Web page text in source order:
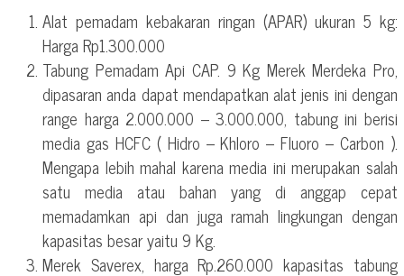
Alat pemadam kebakaran ringan (APAR) ukuran 5 kg:
Harga Rp1.300.000
Tabung Pemadam Api CAP. 9 Kg Merek Merdeka Pro,
dipasaran anda dapat mendapatkan alat jenis ini dengan
range harga 2.000.000 – 3.000.000, tabung ini berisi
media gas HCFC ( Hidro – Khloro – Fluoro – Carbon ).
Mengapa lebih mahal karena media ini merupakan salah
satu media atau bahan yang di anggap cepat
memadamkan api dan juga ramah lingkungan dengan
kapasitas besar yaitu 9 Kg.
Merek Saverex, harga Rp.260.000 kapasitas tabung